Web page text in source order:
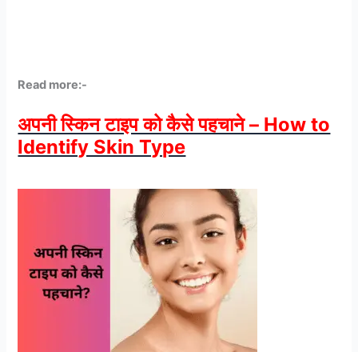
Read more:-
अपनी स्किन टाइप को कैसे पहचाने – How to
Identify Skin Type